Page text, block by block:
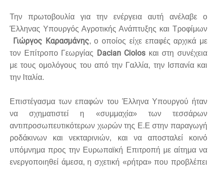
Την πρωτοβουλία για την ενέργεια αυτή ανέλαβε ο
Έλληνας Υπουργός Αγροτικής Ανάπτυξης και Τροφίμων
Γιώργος Καρασμάνης, ο οποίος είχε επαφές αρχικά με
τον Επίτροπο Γεωργίας Dacian Ciolos και στη συνέχεια
με τους ομολόγους του από την Γαλλία, την Ισπανία και
την Ιταλία.
Επιστέγασμα των επαφών του Έλληνα Υπουργού ήταν
να σχηματιστεί η «συμμαχία» των τεσσάρων
αντιπροσωπευτικότερων χωρών της Ε.Ε στην παραγωγή
ροδάκινων και νεκταρινιών, και να αποσταλεί κοινό
υπόμνημα προς την Ευρωπαϊκή Επιτροπή με αίτημα να
ενεργοποιηθεί άμεσα, η σχετική «ρήτρα» που προβλέπει